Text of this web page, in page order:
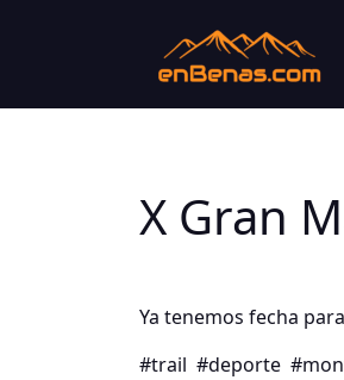
X Gran
Ya tenemos fecha
#trail #deporte